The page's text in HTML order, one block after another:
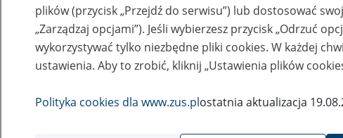
plików (przycisk „Przejdź do serwisu”) lub dostosować
„Zarządzaj opcjami”). Jeśli wybierzesz przycisk „Odrzuć
wykorzystywać tylko niezbędne pliki cookies. W każdej
ustawienia. Aby to zrobić, kliknij „Ustawienia plików
Polityka cookies dla www.zus.plostatnia aktualizacja